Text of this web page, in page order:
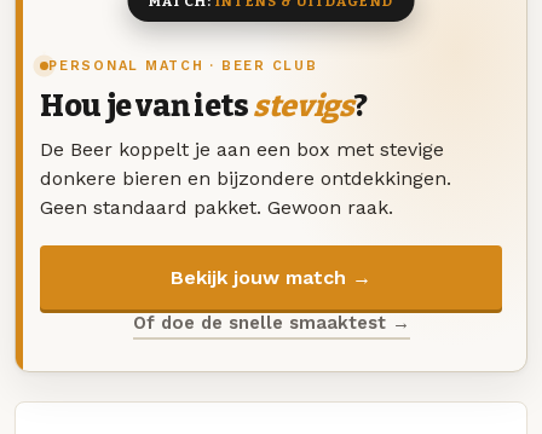
PERSONAL MATCH · BEER CLUB
Hou je van ietsstevigs?
De Beer koppelt je aan een box met stevige
donkere bieren en bijzondere ontdekkingen.
Geen standaard pakket. Gewoon raak.
Bekijk jouw match →
Of doe de snelle smaaktest →